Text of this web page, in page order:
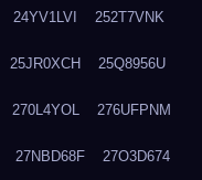
24YV1LVI 252T7VNK
25JR0XCH 25Q8956U
270L4YOL 276UFPNM
27NBD68F 27O3D674